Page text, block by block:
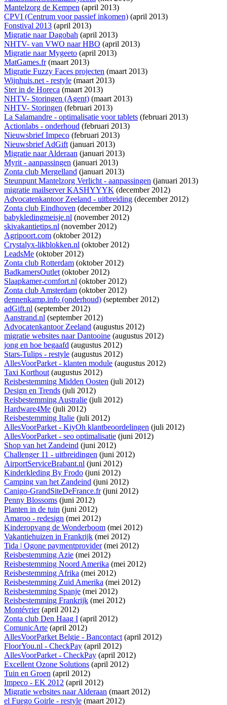
Mantelzorg de Kempen (april 2013)
CPVI (Centrum voor passief inkomen) (april 2013)
Fonstival 2013 (april 2013)
Migratie naar Dagobah (april 2013)
NHTV- van VWO naar HBO (april 2013)
Migratie naar Mygeeto (april 2013)
MatGames.fr(maart 2013)
Migratie Fuzzy Faces projecten (maart 2013)
Wijnhuis.net - restyle (maart 2013)
Ster in de Horeca (maart 2013)
NHTV- Storingen (Agent) (maart 2013)
NHTV- Storingen (februari 2013)
La Salamandre - optimalisatie voor tablets (februari 2013)
Actionlabs - onderhoud (februari 2013)
Nieuwsbrief Impeco (februari 2013)
Nieuwsbrief AdGift(januari 2013)
Migratie naar Alderaan (januari 2013)
Myrit - aanpassingen (januari 2013)
Zonta club Mergelland (januari 2013)
Steunpunt Mantelzorg Verlicht - aanpassingen (januari 2013)
migratie mailserver KASHYYYK (december 2012)
Advocatenkantoor Zeeland - uitbreiding (december 2012)
Zonta club Eindhoven (december 2012)
babykledingmeisje.nl (november 2012)
skivakantietips.nl (november 2012)
Agripoort.com (oktober 2012)
Crystalyx-likblokken.nl (oktober 2012)
LeadsMe (oktober 2012)
Zonta club Rotterdam (oktober 2012)
BadkamersOutlet(oktober 2012)
Slaapkamer-comfort.nl (oktober 2012)
Zonta club Amsterdam (oktober 2012)
dennenkamp.info (onderhoud) (september 2012)
adGift.nl (september 2012)
Aanstrand.nl (september 2012)
Advocatenkantoor Zeeland (augustus 2012)
migratie websites naar Dantooine (augustus 2012)
jong en hoe begaafd (augustus 2012)
Stars-Tulips - restyle (augustus 2012)
AllesVoorParket - klanten module (augustus 2012)
Taxi Korthout(augustus 2012)
Reisbestemming Midden Oosten (juli 2012)
Design en Trends (juli 2012)
Reisbestemming Australie (juli 2012)
Hardware4Me (juli 2012)
Reisbestemming Italie (juli 2012)
AllesVoorParket - KiyOh klantbeoordelingen (juli 2012)
AllesVoorParket - seo optimalisatie (juni 2012)
Shop van het Zandeind (juni 2012)
Challenger 11 - uitbreidingen (juni 2012)
AirportServiceBrabant.nl (juni 2012)
Kinderkleding By Frodo (juni 2012)
Camping van het Zandeind (juni 2012)
Canigo-GrandSiteDeFrance.fr(juni 2012)
Penny Blossoms (juni 2012)
Planten in de tuin (juni 2012)
Amaroo - redesign (mei 2012)
Kinderopvang de Wonderboom (mei 2012)
Vakantiehuizen in Frankrijk (mei 2012)
Tida | Ogone paymentprovider(mei 2012)
Reisbestemming Azie (mei 2012)
Reisbestemming Noord Amerika (mei 2012)
Reisbestemming Afrika (mei 2012)
Reisbestemming Zuid Amerika (mei 2012)
Reisbestemming Spanje (mei 2012)
Reisbestemming Frankrijk (mei 2012)
Montévrier(april 2012)
Zonta club Den Haag I (april 2012)
ComunicArte (april 2012)
AllesVoorParket Belgie - Bancontact(april 2012)
FloorYou.nl - CheckPay (april 2012)
AllesVoorParket - CheckPay (april 2012)
Excellent Ozone Solutions (april 2012)
Tuin en Groen (april 2012)
Impeco - EK 2012 (april 2012)
Migratie websites naar Alderaan (maart 2012)
el Fuego Goirle - restyle (maart 2012)